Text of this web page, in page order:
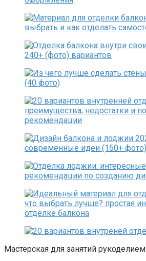
Мастерская для занятий рукоделием